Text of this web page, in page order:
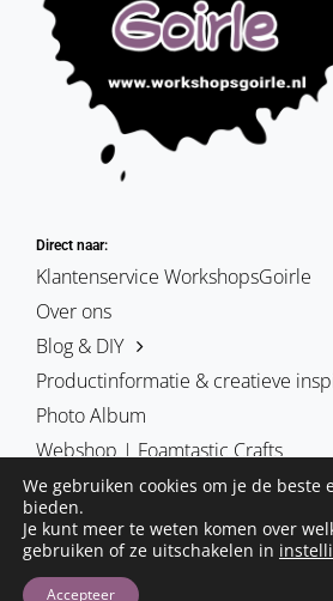
Direct naar:
Klantenservice WorkshopsGoirle
Over ons
Blog & DIY
Productinformatie & creatieve
Photo Album
Webshop | Foamtastic Crafts
De blog foamtasticcrafts | schmink &
Deze site is is eigendom van Hobby-Art vof
We gebruiken cookies om je de beste
bieden.
Je kunt meer te weten komen over
gebruiken of ze uitschakelen in
Accepteer